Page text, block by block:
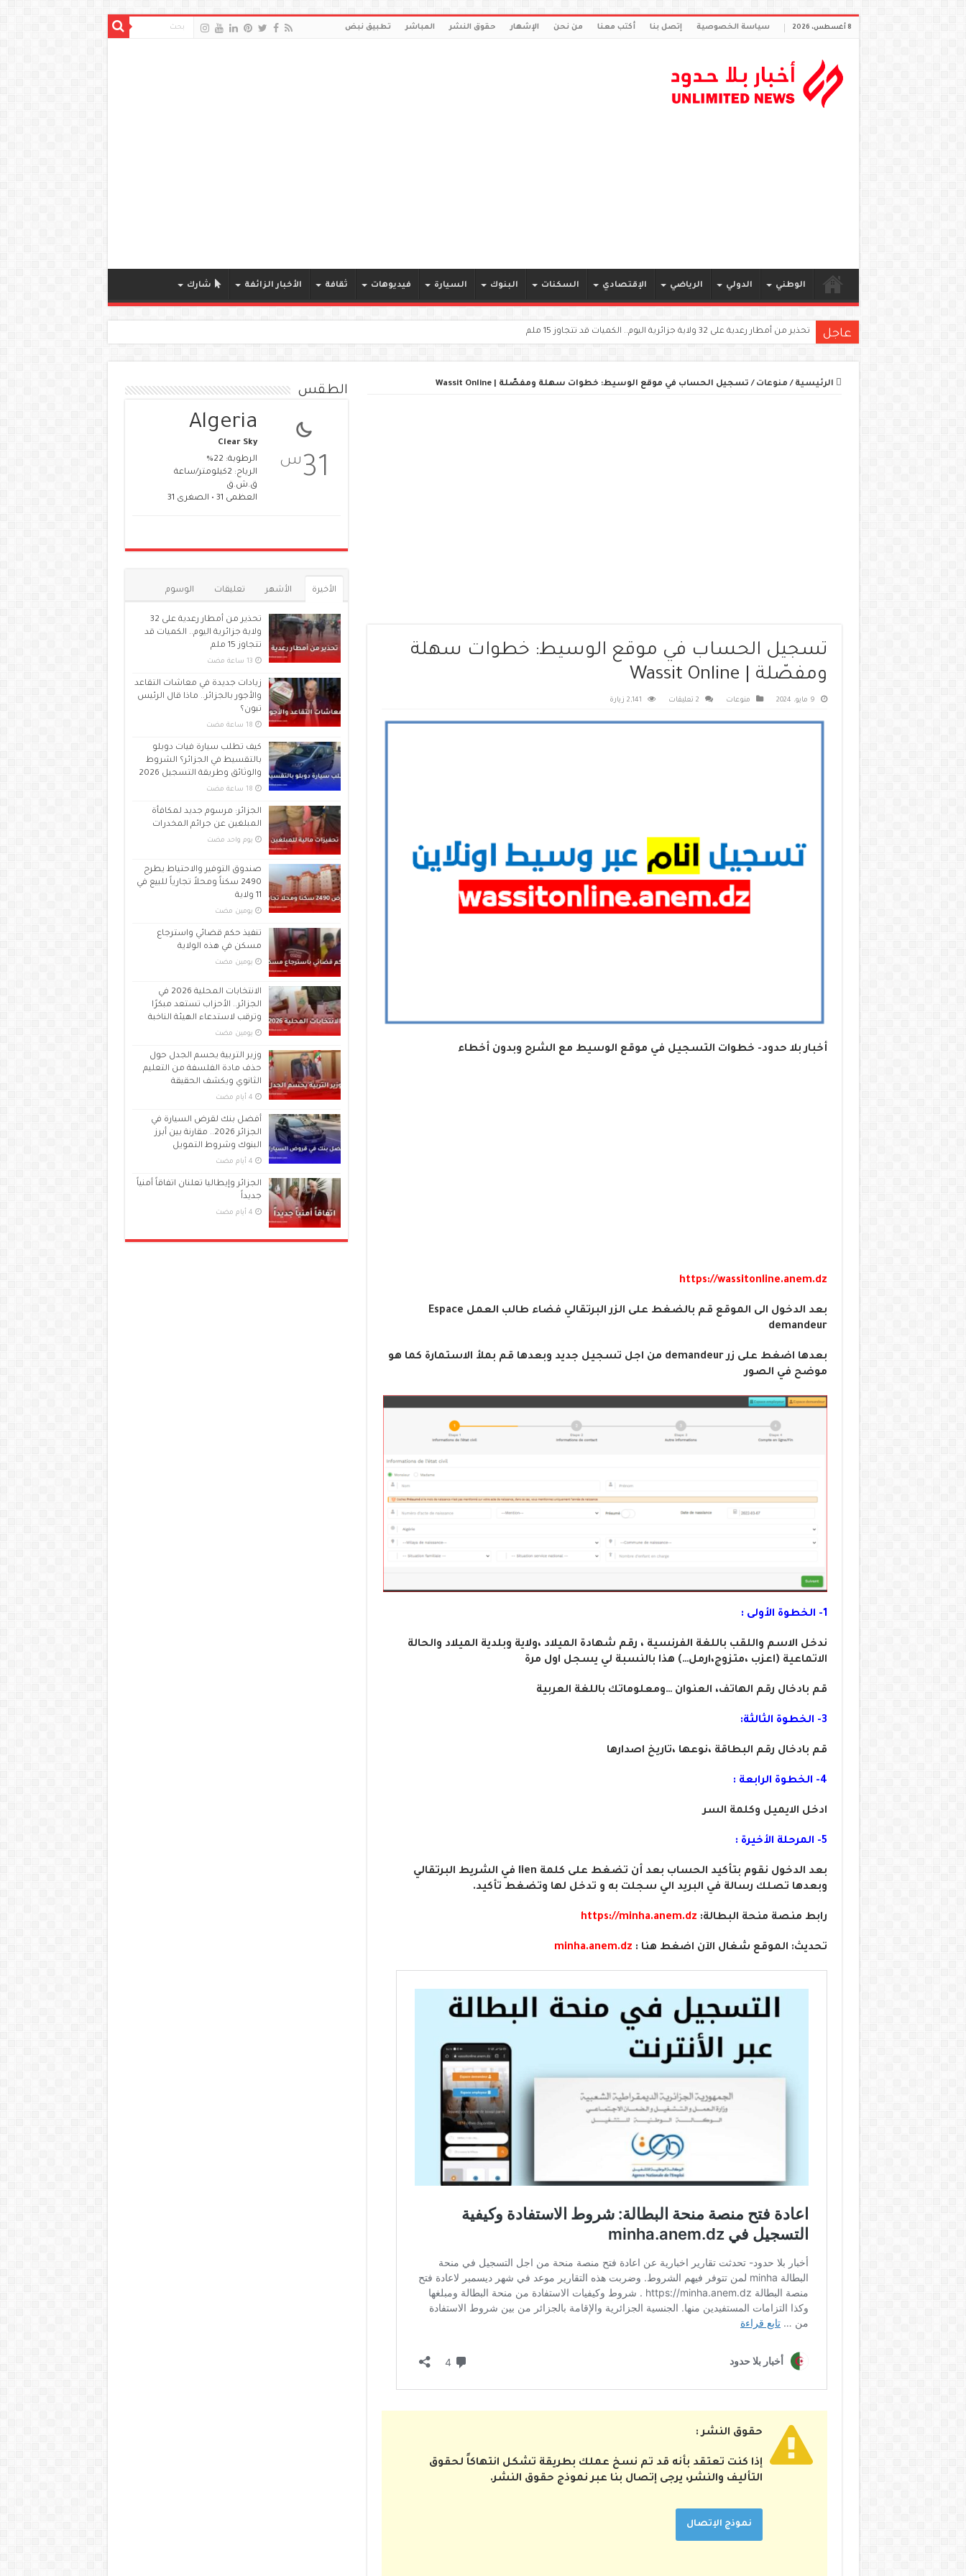
8 أغسطس، 2026 سياسة الخصوصية إتصل بنا أكتب معنا من نحن الإشهار حقوق النشر المباشر تطبيق نبض
الوطني الدولي الرياضي الإقتصادي السكنات البنوك السيارة فيديوهات ثقافة الأخبار الزائفة شارك
عاجل تحذير من أمطار رعدية على 32 ولاية جزائرية اليوم.. الكميات قد تتجاوز 15 ملم
زيادات جديدة في معاشات التقاعد والأجور بالجزائر.. ماذا قال الرئيس تبون؟
الرئيسية / منوعات / تسجيل الحساب في موقع الوسيط: خطوات سهلة ومفصّلة | Wassit Online
تسجيل الحساب في موقع الوسيط: خطوات سهلة
ومفصّلة | Wassit Online
9 مايو، 2024 منوعات 2 تعليقات 2,141 زيارة
أخبار بلا حدود- خطوات التسجيل في موقع الوسيط مع الشرح وبدون أخطاء
https://wassitonline.anem.dz
بعد الدخول الى الموقع قم بالضغط على الزر البرتقالي فضاء طالب العمل Espace
demandeur
بعدها اضغط على زر demandeur من اجل تسجيل جديد وبعدها قم بملأ الاستمارة كما هو
موضح في الصور
1- الخطوة الأولى :
ندخل الاسم واللقب باللغة الفرنسية ، رقم شهادة الميلاد ،ولاية وبلدية الميلاد والحالة
الاتماعية (اعزب ،متزوج،ارمل…) هذا بالنسبة لي يسجل اول مرة
قم بادخال رقم الهاتف، العنوان …ومعلوماتك باللغة العربية
3- الخطوة الثالثة:
قم بادخال رقم البطاقة ،نوعها ،تاريخ اصدارها
4- الخطوة الرابعة :
ادخل الايميل وكلمة السر
5- المرحلة الأخيرة :
بعد الدخول نقوم بتأكيد الحساب بعد أن تضغط على كلمة lien في الشريط البرتقالي
وبعدها تصلك رسالة في البريد الي سجلت به و تدخل لها وتضغط تأكيد.
رابط منصة منحة البطالة: https://minha.anem.dz
تحديث: الموقع شغال الآن اضغط هنا : minha.anem.dz
حقوق النشر :
إذا كنت تعتقد بأنه قد تم نسخ عملك بطريقة تشكل انتهاكاً لحقوق
التأليف والنشر، يرجى إتصال بنا عبر نموذج حقوق النشر.
نموذج الإتصال
الطقس
31 س
Algeria
Clear Sky
الرطوبة: 22%
الرياح: 2كيلومتر/ساعة
ق.ش.ق‎
العظمى 31 • الصغرى 31
الأخيرة الأشهر تعليقات الوسوم
تحذير من أمطار رعدية على 32
ولاية جزائرية اليوم.. الكميات قد
تتجاوز 15 ملم
زيادات جديدة في معاشات التقاعد
والأجور بالجزائر.. ماذا قال الرئيس
تبون؟
كيف تطلب سيارة فيات دوبلو
بالتقسيط في الجزائر؟ الشروط
والوثائق وطريقة التسجيل 2026
الجزائر: مرسوم جديد لمكافأة
المبلغين عن جرائم المخدرات
‏يوم واحد مضت
صندوق التوفير والاحتياط يطرح
2490 سكناً ومحلاً تجارياً للبيع في
11 ولاية
‏يومين مضت
تنفيذ حكم قضائي واسترجاع
مسكن في هذه الولاية
‏يومين مضت
الانتخابات المحلية 2026 في
الجزائر.. الأحزاب تستعد مبكرًا
وترقب لاستدعاء الهيئة الناخبة
‏يومين مضت
وزير التربية يحسم الجدل حول
حذف مادة الفلسفة من التعليم
الثانوي ويكشف الحقيقة
أفضل بنك لقرض السيارة في
الجزائر 2026.. مقارنة بين أبرز
البنوك وشروط التمويل
الجزائر وإيطاليا تعلنان اتفاقاً أمنياً
جديداً